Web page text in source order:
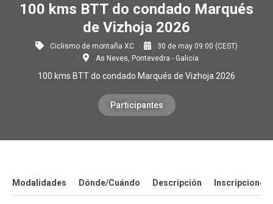
100 kms BTT do condado Marqués
de Vizhoja 2026
Ciclismo de montaña XC
30 de may 09:00 (CEST)
As Neves, Pontevedra - Galicia
100 kms BTT do condado Marqués de Vizhoja 2026
Participantes
Modalidades Dónde/Cuándo Descripción Inscripciones